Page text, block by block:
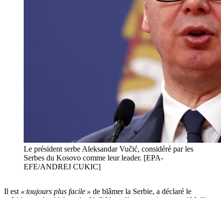
Le président serbe Aleksandar Vučić, considéré par les
Serbes du Kosovo comme leur leader. [EPA-
EFE/ANDREJ CUKIC]
Il est « toujours plus facile » de blâmer la Serbie, a déclaré le